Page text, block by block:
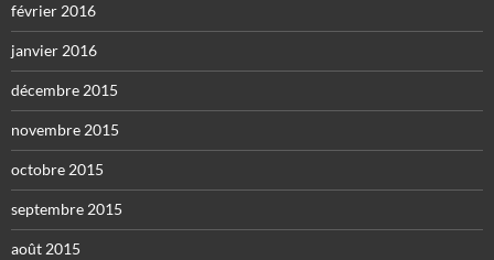
février 2016
janvier 2016
décembre 2015
novembre 2015
octobre 2015
septembre 2015
août 2015